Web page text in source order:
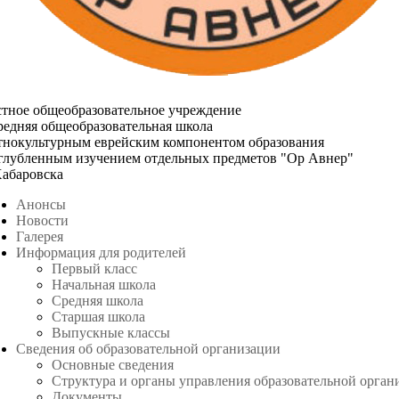
общеобразовательное учреждение
общеобразовательная школа
еврейским компонентом образования
изучением отдельных предметов "Ор Авнер"
Анонсы
Новости
Галерея
Информация для родителей
Первый класс
Начальная школа
Средняя школа
Старшая школа
Выпускные классы
Сведения об образовательной организации
Основные сведения
Структура и органы управления образовательной